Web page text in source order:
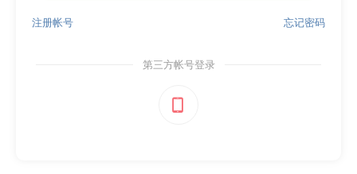
忘记密码
注册帐号
第三方帐号登录
